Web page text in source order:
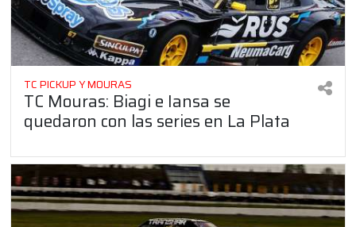
TC PICKUP Y MOURAS
TC Mouras: Biagi e Iansa se
quedaron con las series en La Plata